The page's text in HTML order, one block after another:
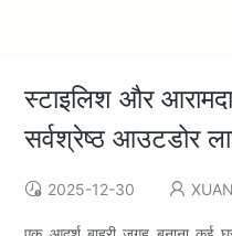
स्टाइलिश और
सर्वश्रेष्ठ आउटडोर
2025-12-30